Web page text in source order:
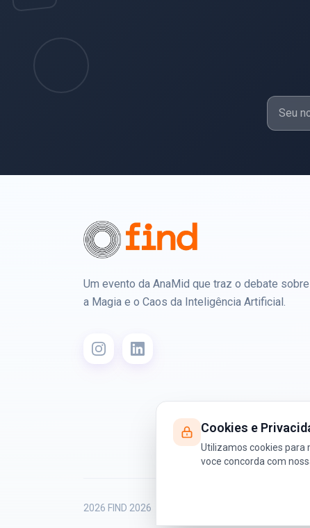
Um evento da AnaMid que traz o debate sobre
a Magia e o Caos da Inteligência Artificial.
2026 FIND 2026
Cookies e
Utilizamos cookies para
voce concorda com